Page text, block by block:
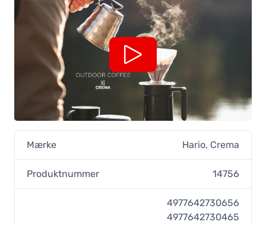
Mærke Hario, Crema
Produktnummer 14756
4977642730656
4977642730465